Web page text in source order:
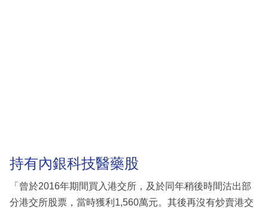
持有內銀科技醫藥股
「曾於2016年期間買入港交所，及於同年稍後時間沽出部
分港交所股票，當時獲利1,560萬元。其後再沒有炒賣港交